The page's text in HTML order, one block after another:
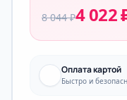
8 044 ₽4 022
Оплата картой
Быстро и